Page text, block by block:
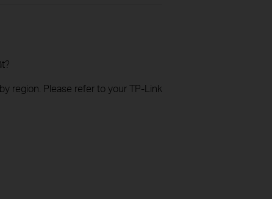
region. Please refer to your TP-Link